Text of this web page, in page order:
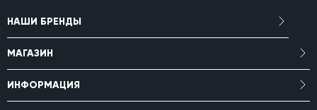
НАШИ БРЕНДЫ
МАГАЗИН
ИНФОРМАЦИЯ